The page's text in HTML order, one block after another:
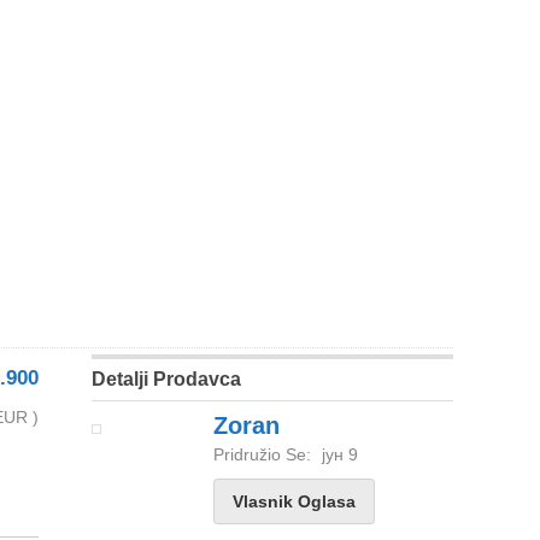
)
Detalji Prodavca
Zoran
Pridružio Se: јун 9
Vlasnik Oglasa